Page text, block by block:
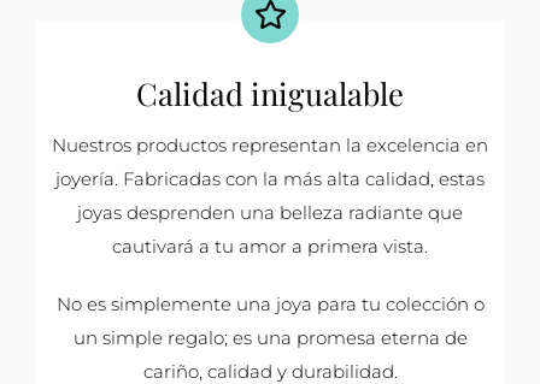
Calidad inigualable
Nuestros productos representan la excelencia en
joyería. Fabricadas con la más alta calidad, estas
joyas desprenden una belleza radiante que
cautivará a tu amor a primera vista.
No es simplemente una joya para tu colección o
un simple regalo; es una promesa eterna de
cariño, calidad y durabilidad.